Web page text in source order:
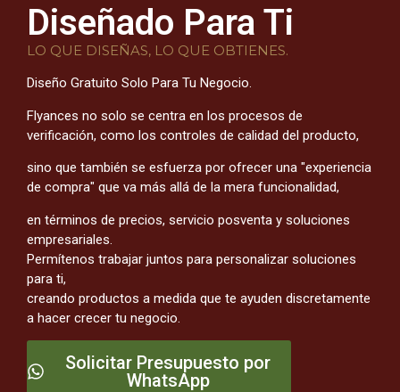
Diseñado Para Ti
LO QUE DISEÑAS, LO QUE OBTIENES.
Diseño Gratuito Solo Para Tu Negocio.
Flyances no solo se centra en los procesos de
verificación, como los controles de calidad del producto,
sino que también se esfuerza por ofrecer una "experiencia
de compra" que va más allá de la mera funcionalidad,
en términos de precios, servicio posventa y soluciones
empresariales.
Permítenos trabajar juntos para personalizar soluciones
para ti,
creando productos a medida que te ayuden discretamente
a hacer crecer tu negocio.
Solicitar Presupuesto por
WhatsApp